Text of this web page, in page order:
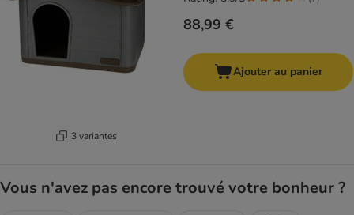
3 variantes
88,99 €
Ajouter au panier
Vous n'avez pas encore trouvé votre bonheur ?